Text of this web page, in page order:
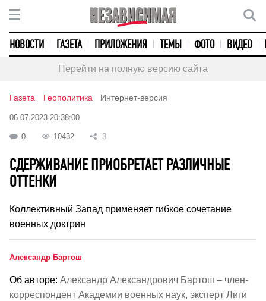
НОВОСТИ ГАЗЕТА ПРИЛОЖЕНИЯ ТЕМЫ ФОТО ВИДЕО
Перейти на полную версию сайта
Газета Геополитика Интернет-версия
06.07.2023 20:38:00
0 10432 3
СДЕРЖИВАНИЕ ПРИОБРЕТАЕТ РАЗЛИЧНЫЕ
ОТТЕНКИ
Коллективный Запад применяет гибкое сочетание
военных доктрин
Александр Бартош
Об авторе: Александр Александрович Бартош – член-
корреспондент Академии военных наук, эксперт Лиги